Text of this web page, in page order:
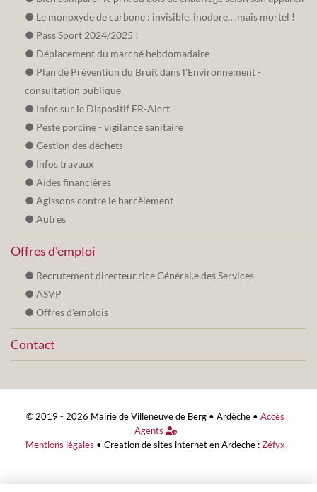
Le monoxyde de carbone : invisible, inodore… mais mortel !
Pass'Sport 2024/2025 !
Déplacement du marché hebdomadaire
Plan de Prévention du Bruit dans l'Environnement -
consultation publique
Infos sur le Dispositif FR-Alert
Peste porcine - vigilance sanitaire
Gestion des déchets
Infos travaux
Aides financières
Agissons contre le harcèlement
Autres
Offres d'emploi
Recrutement directeur.rice Général.e des Services
ASVP
Offres d'emplois
Contact
© 2019 - 2026 Mairie de Villeneuve de Berg •Ardèche •Accès
Agents
Mentions légales •Creation de sites internet en Ardeche : Zéfyx